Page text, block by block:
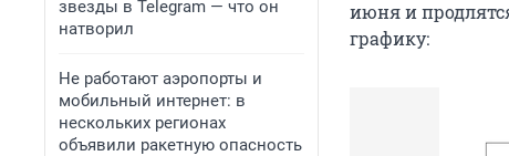
звезды в Telegram — что он
натворил
Не работают аэропорты и
мобильный интернет: в
нескольких регионах
объявили ракетную опасность
июня и
графику: